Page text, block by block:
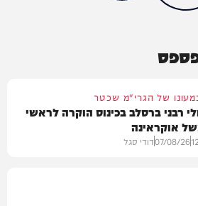
של הגרי"מ שכטר
רבני ברסלב בכינוס הוקרה לראשי
אוקראינה
07/08/26דודי סגל